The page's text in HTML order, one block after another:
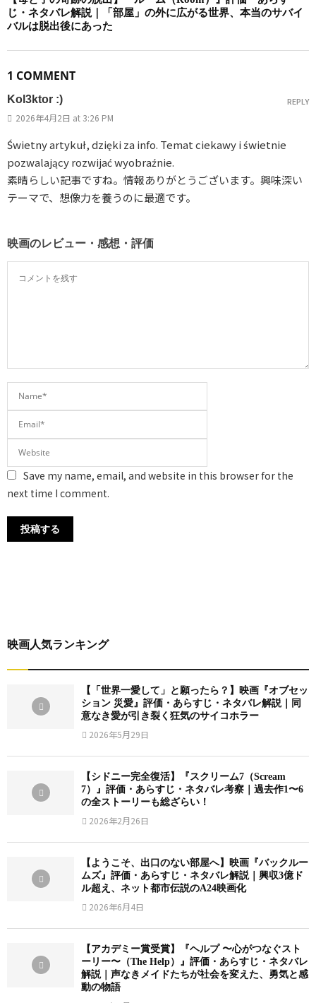
じ・ネタバレ解説｜「部屋」の外に広がる世界、本当のサバイ
バルは脱出後にあった
1 COMMENT
Kol3ktor :)
2026年4月2日 at 3:26 PM
Świetny artykuł, dzięki za info. Temat ciekawy i świetnie
pozwalający rozwijać wyobraźnie.
素晴らしい記事ですね。情報ありがとうございます。興味深い
テーマで、想像力を養うのに最適です。
REPLY
映画のレビュー・感想・評価
Save my name, email, and website in this browser for the
next time I comment.
映画人気ランキング
【「世界一愛して」と願ったら？】映画『オブセッ
ション 災愛』評価・あらすじ・ネタバレ解説｜同
意なき愛が引き裂く狂気のサイコホラー
2026年5月29日
【シドニー完全復活】『スクリーム7（Scream
7）』評価・あらすじ・ネタバレ考察｜過去作1〜6
の全ストーリーも総ざらい！
2026年2月26日
【ようこそ、出口のない部屋へ】映画『バックルー
ムズ』評価・あらすじ・ネタバレ解説｜興収3億ド
ル超え、ネット都市伝説のA24映画化
2026年6月4日
【アカデミー賞受賞】『ヘルプ 〜心がつなぐスト
ーリー〜（The Help）』評価・あらすじ・ネタバレ
解説｜声なきメイドたちが社会を変えた、勇気と感
動の物語